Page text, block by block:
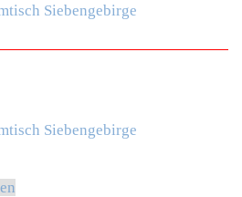
Siebengebirge
Siebengebirge